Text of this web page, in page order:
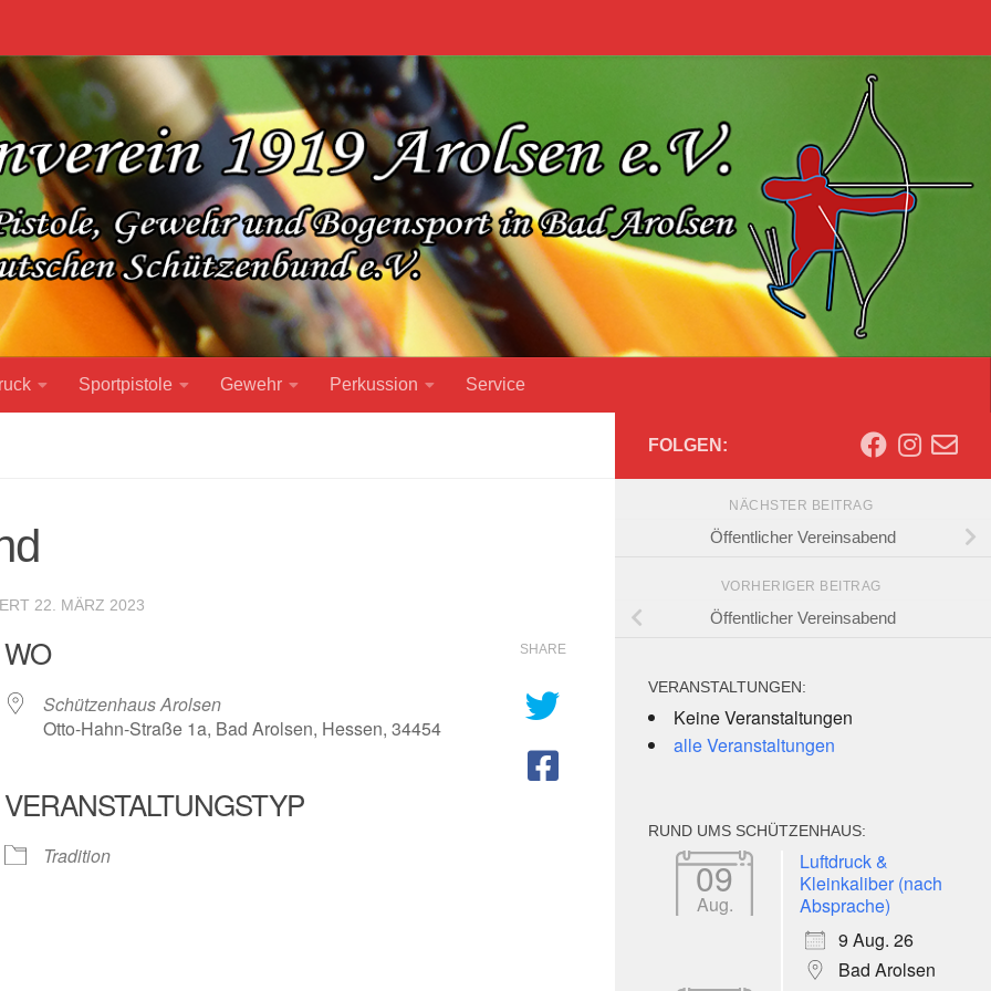
Sportpistole Gewehr Perkussion Service
22. MÄRZ 2023
Outlook Live
WO
Schützenhaus Arolsen
Otto-Hahn-Straße 1a, Bad Arolsen, Hessen, 34454
VERANSTALTUNGSTYP
Tradition
SHARE
FOLGEN:
NÄCHSTER BEITRAG
Öffentlicher Vereinsabend
VORHERIGER BEITRAG
Öffentlicher Vereinsabend
VERANSTALTUNGEN:
Keine Veranstaltungen
alle Veranstaltungen
RUND UMS SCHÜTZENHAUS:
09
Aug.
Luftdruck &
Kleinkaliber (nach
Absprache)
9 Aug. 26
Bad Arolsen